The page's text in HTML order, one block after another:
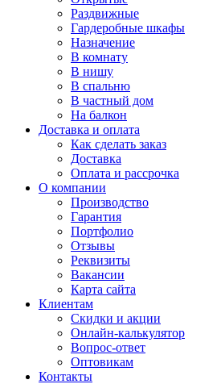
Раздвижные
Гардеробные шкафы
Назначение
В комнату
В нишу
В спальню
В частный дом
На балкон
Доставка и оплата
Как сделать заказ
Доставка
Оплата и рассрочка
О компании
Производство
Гарантия
Портфолио
Отзывы
Реквизиты
Вакансии
Карта сайта
Клиентам
Скидки и акции
Онлайн-калькулятор
Вопрос-ответ
Оптовикам
Контакты